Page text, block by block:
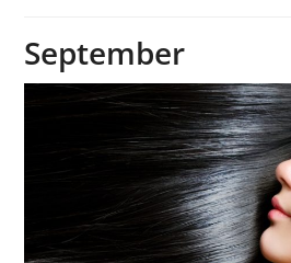
September